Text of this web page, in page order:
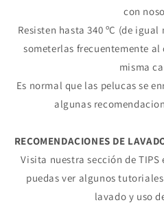
con
Resisten hasta 340 ºC (de
someterlas frecuentemente al
misma
Es normal que las pelucas se
algunas
RECOMENDACIONES DE
Visita nuestra sección de
puedas ver algunos
lavado y uso
1
pagar con Meses
2 En tu cuenta de
Paga mes a mes
débito u otros